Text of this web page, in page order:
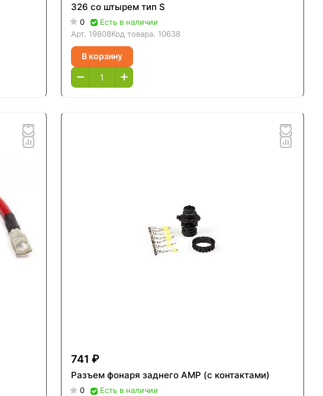
326 со штырем тип S
0
Есть в наличии
Арт. 19808Код товара. 10638
В корзину
741 ₽
Разъем фонаря заднего AMP (с контактами)
0
Есть в наличии